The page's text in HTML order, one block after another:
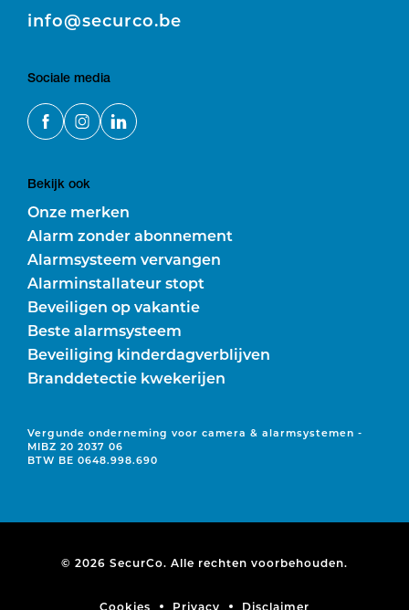
E
info@securco.be
Sociale media
Bekijk ook
Onze merken
Alarm zonder abonnement
Alarmsysteem vervangen
Alarminstallateur stopt
Beveiligen op vakantie
Beste alarmsysteem
Beveiliging kinderdagverblijven
Branddetectie kwekerijen
Vergunde onderneming voor camera & alarmsystemen -
MIBZ 20 2037 06
BTW BE 0648.998.690
© 2026 SecurCo. Alle rechten voorbehouden.
Cookies Privacy Disclaimer